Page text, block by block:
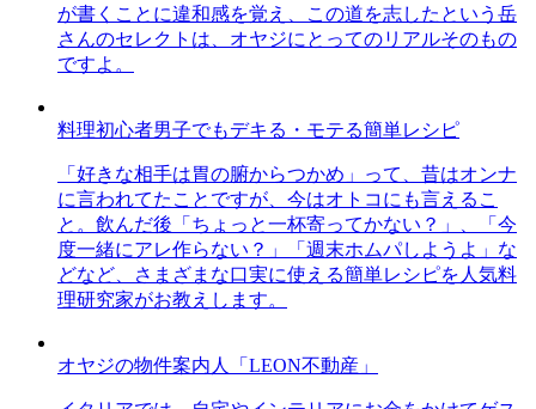
が書くことに違和感を覚え、この道を志したという岳
さんのセレクトは、オヤジにとってのリアルそのもの
ですよ。
料理初心者男子でもデキる・モテる簡単レシピ
「好きな相手は胃の腑からつかめ」って、昔はオンナ
に言われてたことですが、今はオトコにも言えるこ
と。飲んだ後「ちょっと一杯寄ってかない？」、「今
度一緒にアレ作らない？」「週末ホムパしようよ」な
どなど、さまざまな口実に使える簡単レシピを人気料
理研究家がお教えします。
オヤジの物件案内人「LEON不動産」